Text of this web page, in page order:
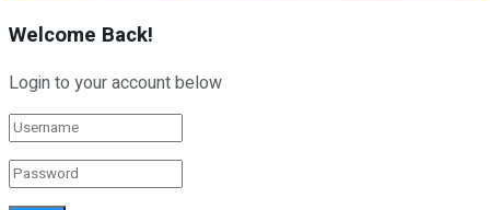
Welcome Back!
Login to your account below